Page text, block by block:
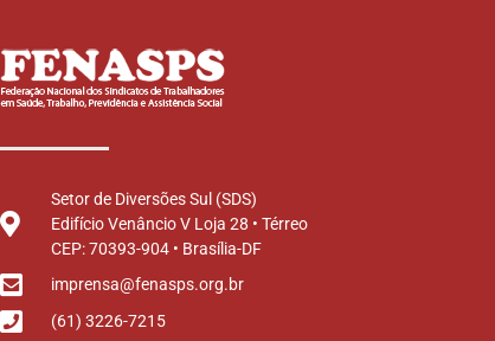
Setor de Diversões Sul (SDS)
Edifício Venâncio V Loja 28 • Térreo
CEP: 70393-904 • Brasília-DF
imprensa@fenasps.org.br
(61) 3226-7215